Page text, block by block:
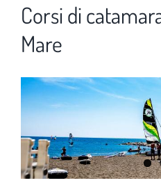
Corsi di
Mare
Ingrandisci
immagine